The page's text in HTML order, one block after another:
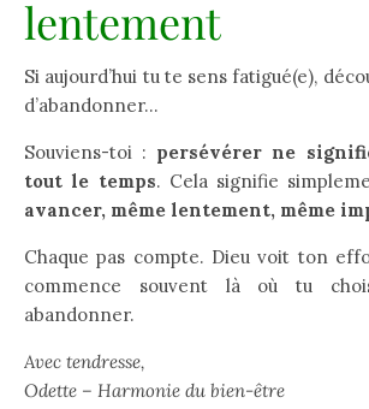
lentement
Si aujourd’hui tu te sens fatigué(e),
d’abandonner…
Souviens-toi : persévérer ne
tout le temps. Cela signifie
avancer, même lentement, même
Chaque pas compte. Dieu voit ton
commence souvent là où tu
abandonner.
Avec tendresse,
Odette – Harmonie du bien-être